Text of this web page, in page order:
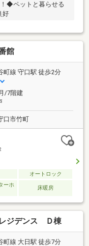
◆ペットと暮らせる
好
館
町線 守口駅 徒歩2分
/7階建
口市竹町
オートロック
ーホ
床暖房
ジデンス Ｄ棟
町線 大日駅 徒歩7分